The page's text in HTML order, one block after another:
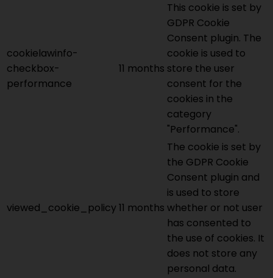
cookielawinfo-
checkbox-
performance
11 months
This cookie is set by
GDPR Cookie
Consent plugin. The
cookie is used to
store the user
consent for the
cookies in the
category
"Performance".
viewed_cookie_policy11 months
The cookie is set by
the GDPR Cookie
Consent plugin and
is used to store
whether or not user
has consented to
the use of cookies. It
does not store any
personal data.